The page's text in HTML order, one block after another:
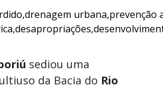
sediou uma
da Bacia do Rio